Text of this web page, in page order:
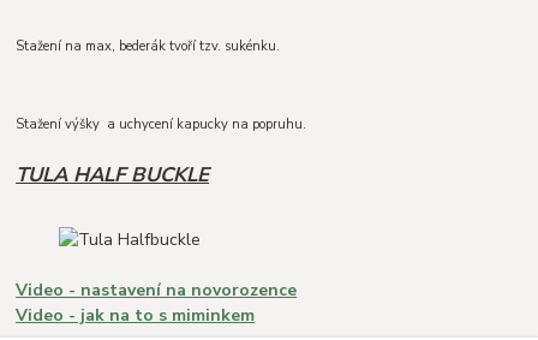
Stažení na max, bederák tvoří tzv. sukénku.
Stažení výšky a uchycení kapucky na popruhu.
TULA HALF BUCKLE
Video - nastavení na novorozence
Video - jak na to s miminkem